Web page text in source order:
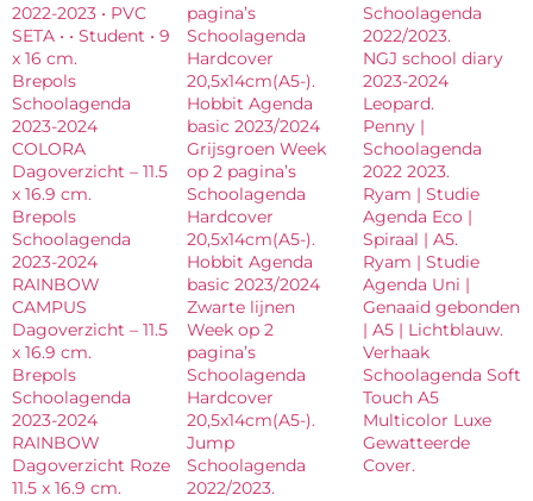
2022-2023 • PVC
SETA • • Student • 9
x 16 cm.
Brepols
Schoolagenda
2023-2024
COLORA
Dagoverzicht – 11.5
x 16.9 cm.
Brepols
Schoolagenda
2023-2024
RAINBOW
CAMPUS
Dagoverzicht – 11.5
x 16.9 cm.
Brepols
Schoolagenda
2023-2024
RAINBOW
Dagoverzicht Roze
11.5 x 16.9 cm.
pagina’s
Schoolagenda
Hardcover
20,5x14cm(A5-).
Hobbit Agenda
basic 2023/2024
Grijsgroen Week
op 2 pagina’s
Schoolagenda
Hardcover
20,5x14cm(A5-).
Hobbit Agenda
basic 2023/2024
Zwarte lijnen
Week op 2
pagina’s
Schoolagenda
Hardcover
20,5x14cm(A5-).
Jump
Schoolagenda
2022/2023.
Schoolagenda
2022/2023.
NGJ school diary
2023-2024
Leopard.
Penny |
Schoolagenda
2022 2023.
Ryam | Studie
Agenda Eco |
Spiraal | A5.
Ryam | Studie
Agenda Uni |
Genaaid gebonden
| A5 | Lichtblauw.
Verhaak
Schoolagenda Soft
Touch A5
Multicolor Luxe
Gewatteerde
Cover.